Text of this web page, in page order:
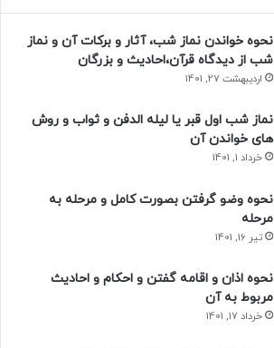
نحوه خواندن نماز شب، آثار و برکات آن و نماز
شب از دیدگاه قرآن،احادیث و بزرگان
اردیبهشت 27, 1401
نماز شب اول قبر یا لیله الدفن و ثواب و روش
های خواندن آن
خرداد 1, 1401
نحوه وضو گرفتن بصورت کامل و مرحله به
مرحله
تیر 16, 1401
نحوه اذان و اقامه گفتن و احکام و احادیث
مربوط به آن
خرداد 17, 1401